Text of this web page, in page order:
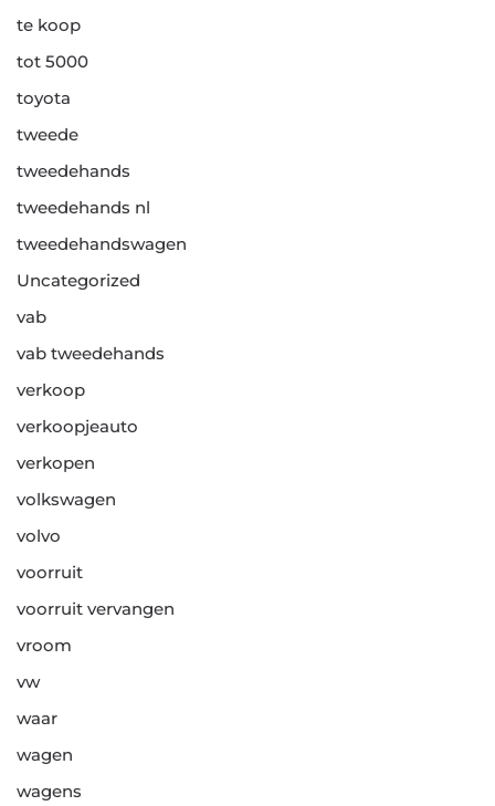
te koop
tot 5000
toyota
tweede
tweedehands
tweedehands nl
tweedehandswagen
Uncategorized
vab
vab tweedehands
verkoop
verkoopjeauto
verkopen
volkswagen
volvo
voorruit
voorruit vervangen
vroom
vw
waar
wagen
wagens